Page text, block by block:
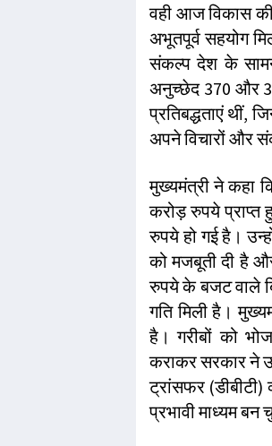
वही आज विकास
अभूतपूर्व सहयोग
संकल्प देश के
अनुच्छेद 370 और
प्रतिबद्धताएं थीं,
अपने विचारों और
मुख्यमंत्री ने कहा
करोड़ रुपये प्राप्त
रुपये हो गई है।
को मजबूती दी है
रुपये के बजट वाले
गति मिली है।
है। गरीबों को
कराकर सरकार ने
ट्रांसफर
प्रभावी माध्यम बन